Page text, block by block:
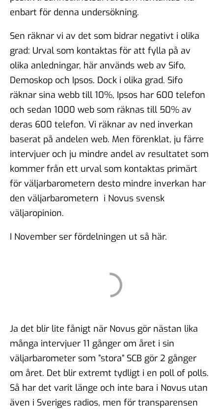
enbart för denna undersökning.
Sen räknar vi av det som bidrar negativt i olika
grad: Urval som kontaktas för att fylla på av
olika anledningar, här används web av Sifo,
Demoskop och Ipsos. Dock i olika grad. Sifo
räknar sina webb till 10%, Ipsos har 600 telefon
och sedan 1000 web som räknas till 50% av
deras 600 telefon. Vi räknar av ned inverkan
baserat på andelen web. Men förenklat, ju färre
intervjuer och ju mindre andel av resultatet som
kommer från ett urval som kontaktas primärt
för väljarbarometern desto mindre inverkan har
den väljarbarometern i Novus svensk
väljaropinion.
I November ser fördelningen ut så här.
Ja det blir lite fånigt när Novus gör nästan lika
många intervjuer 11 gånger om året i sin
väljarbarometer som ”stora” SCB gör 2 gånger
om året. Det blir extremt tydligt i en poll of polls.
Så har det varit länge och inte bara i Novus utan
även i Sveriges radios, men för transparensen